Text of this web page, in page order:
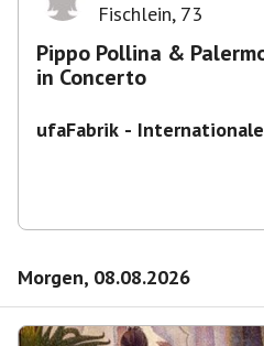
Fischlein, 73
Pippo Pollina &
in Concerto
ufaFabrik -
Morgen, 08.08.2026